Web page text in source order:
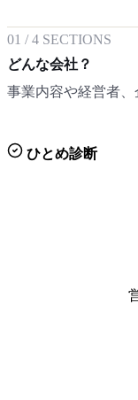
01 /4 SECTIONS
どんな会社？
事業内容や経営者
ひとめ診断